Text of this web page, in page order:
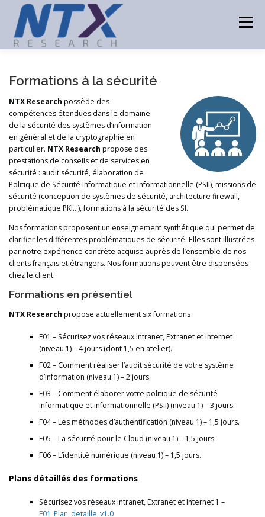
contenu
Menu
CONSULTING PARTENAIRES ACTUALITÉS
CONTACT
Formations à la sécurité
NTX Research possède des
compétences étendues dans le domaine
de la sécurité des systèmes d’information
en général et de la cryptographie en
particulier. NTX Research propose des
prestations de conseils et de services en
sécurité : audit sécurité, élaboration de
Politique de Sécurité Informatique et Informationnelle (PSII), missions de
sécurité (conception de systèmes de sécurité, architecture firewall,
problématique PKI…), formations à la sécurité des SI.
Nos formations proposent un enseignement synthétique qui permet de
clarifier les différentes problématiques de sécurité. Elles sont illustrées
par notre expérience concrète acquise auprès de l’ensemble de nos
clients français et étrangers. Nos formations peuvent être dispensées
chez le client.
Formations en présentiel
NTX Research propose actuellement six formations :
F01 – Sécurisez vos réseaux Intranet, Extranet et Internet
(niveau 1) – 4 jours (dont 1,5 en atelier).
F02 – Comment réaliser l’audit sécurité de votre système
d’information (niveau 1) – 2 jours.
F03 – Comment élaborer votre politique de sécurité
informatique et informationnelle (PSII) (niveau 1) – 3 jours.
F04 – Les méthodes d’authentification (niveau 1) – 1,5 jours.
F05 – La sécurité pour le Cloud (niveau 1) – 1,5 jours.
F06 – L’identité numérique (niveau 1) – 1,5 jours.
Plans détaillés des formations
Sécurisez vos réseaux Intranet, Extranet et Internet 1 –
F01_Plan_detaille_v1.0